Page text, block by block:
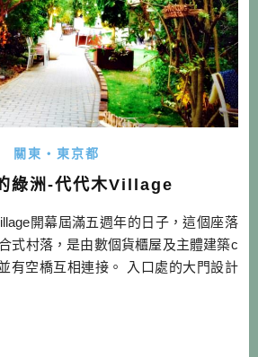
關東・東京都
綠洲-代代木Village
開幕屆滿五週年的日子，這個座落
式村落，是由數個貨櫃屋及主體建築c
有空橋互相連接。 入口處的大門設計
會忽略它的存在，就像是桃花源的入